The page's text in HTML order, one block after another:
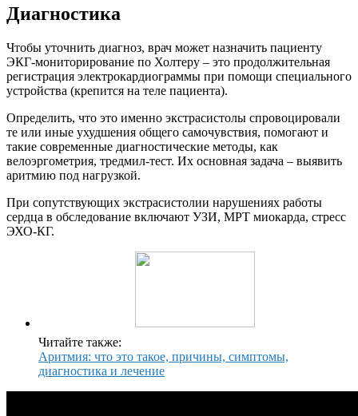
Диагностика
Чтобы уточнить диагноз, врач может назначить пациенту
ЭКГ-мониторирование по Холтеру – это продолжительная
регистрация электрокардиограммы при помощи специального
устройства (крепится на теле пациента).
Определить, что это именно экстрасистолы спровоцировали
те или иные ухудшения общего самочувствия, помогают и
такие современные диагностические методы, как
велоэргометрия, тредмил-тест. Их основная задача – выявить
аритмию под нагрузкой.
При сопутствующих экстрасистолии нарушениях работы
сердца в обследование включают УЗИ, МРТ миокарда, стресс
ЭХО-КГ.
Читайте также:
Аритмия: что это такое, причины, симптомы,
диагностика и лечение